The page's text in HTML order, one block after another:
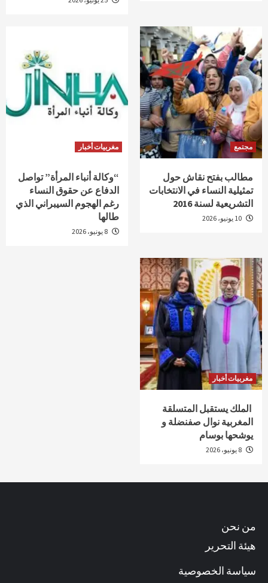
مجتمع
مطالب بفتح نقاش حول
تمثيلية النساء في الانتخابات
التشريعية لسنة 2016
مغربيات أخبار
“وكالة أنباء المرأة” تواصل
الدفاع عن حقوق النساء
رغم الهجوم السيبراني الذي
طالها
مغربيات أخبار
الملك يستقبل المتسلقة
المغربية نوال صفنضلة و
يوشحها بوسام
من نحن
هيئة التحرير
سياسة الخصوصية